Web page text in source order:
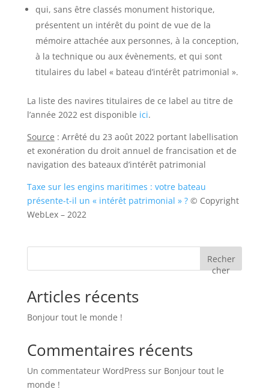
qui, sans être classés monument historique,
présentent un intérêt du point de vue de la
mémoire attachée aux personnes, à la conception,
à la technique ou aux évènements, et qui sont
titulaires du label « bateau d’intérêt patrimonial ».
La liste des navires titulaires de ce label au titre de
l’année 2022 est disponible ici.
Source : Arrêté du 23 août 2022 portant labellisation
et exonération du droit annuel de francisation et de
navigation des bateaux d’intérêt patrimonial
Taxe sur les engins maritimes : votre bateau
présente-t-il un « intérêt patrimonial » ? © Copyright
WebLex – 2022
Recher
cher
Articles récents
Bonjour tout le monde !
Commentaires récents
Un commentateur WordPress sur Bonjour tout le
monde !